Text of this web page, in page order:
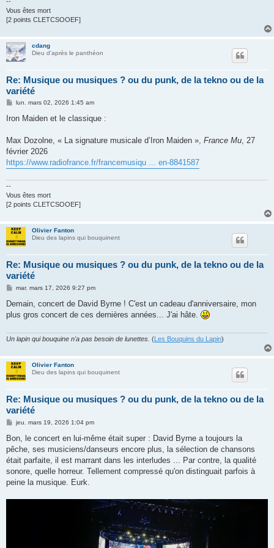
Vous êtes mort
[2 points CLETCSOOEF]
cdang
Dieu d'après le panthéon
Re: Musique ou musiques ? ou du punk, de la tekno ou de la
variété
M
s
g
lun. mars 02, 2026 1:45 am
Iron Maiden et le classique :
Max Dozolne, « La signature musicale d’Iron Maiden », France Mu, 27
février 2026
https://www.radiofrance.fr/francemusiqu ... en-8841587
--
Vous êtes mort
[2 points CLETCSOOEF]
Olivier Fanton
Dieu des lapins qui bouquinent
Re: Musique ou musiques ? ou du punk, de la tekno ou de la
variété
M
s
a
mar. mars 17, 2026 9:27 pm
Demain, concert de David Byrne ! C'est un cadeau d'anniversaire, mon
plus gros concert de ces dernières années... J'ai hâte.
Un lapin qui bouquine n'a pas besoin de lunettes. ( Les Bouquins du Lapin)
Olivier Fanton
Dieu des lapins qui bouquinent
Re: Musique ou musiques ? ou du punk, de la tekno ou de la
variété
M
s
a
g
jeu. mars 19, 2026 1:04 pm
Bon, le concert en lui-même était super : David Byrne a toujours la
pêche, ses musiciens/danseurs encore plus, la sélection de chansons
était parfaite, il est marrant dans les interludes ... Par contre, la qualité
sonore, quelle horreur. Tellement compressé qu'on distinguait parfois à
peine la musique. Eurk.